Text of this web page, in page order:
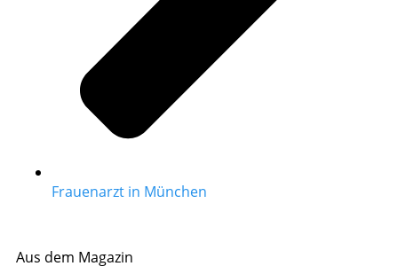
Frauenarzt in München
Aus dem Magazin